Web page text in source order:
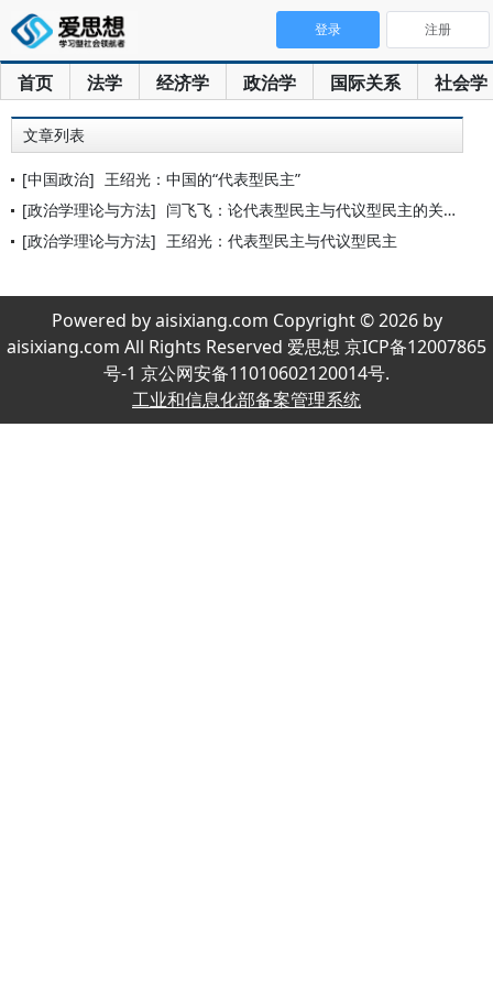
首页 法学 经济学 政治学 国际关系 社会学
登录 注册
文章列表
[中国政治] 王绍光：中国的“代表型民主”
[政治学理论与方法] 闫飞飞：论代表型民主与代议型民主的关系：批判与重构——与王绍
[政治学理论与方法] 王绍光：代表型民主与代议型民主
Powered by aisixiang.com Copyright © 2026 by
aisixiang.com All Rights Reserved 爱思想 京ICP备12007865
号-1 京公网安备11010602120014号.
工业和信息化部备案管理系统